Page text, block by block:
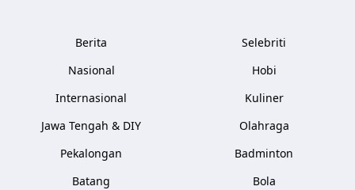
Berita
Nasional
Internasional
Jawa Tengah & DIY
Pekalongan
Batang
Selebriti
Hobi
Kuliner
Olahraga
Badminton
Bola